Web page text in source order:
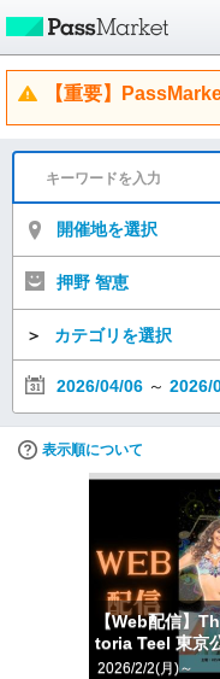
【重要】
開催地を選択
押野 智恵
＞ カテゴリを選択
2026/04/06 ～ 2026/
表示順について
【Web配信】
toria Teel 東京
2026/2/2(月)～